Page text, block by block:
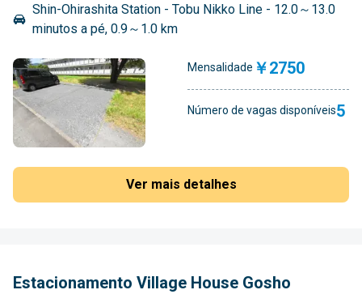
Shin-Ohirashita Station - Tobu Nikko Line - 12.0～13.0
minutos a pé, 0.9～1.0 km
Mensalidade ￥2750
Número de vagas disponíveis5
Ver mais detalhes
Estacionamento Village House Gosho